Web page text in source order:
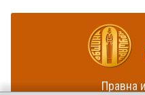
Правна